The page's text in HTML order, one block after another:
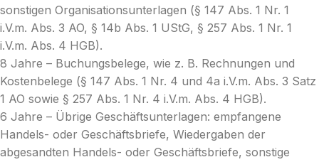
sonstigen Organisationsunterlagen (§ 147 Abs. 1 Nr. 1
i.V.m. Abs. 3 AO, § 14b Abs. 1 UStG, § 257 Abs. 1 Nr. 1
i.V.m. Abs. 4 HGB).
8 Jahre – Buchungsbelege, wie z. B. Rechnungen und
Kostenbelege (§ 147 Abs. 1 Nr. 4 und 4a i.V.m. Abs. 3 Satz
1 AO sowie § 257 Abs. 1 Nr. 4 i.V.m. Abs. 4 HGB).
6 Jahre – Übrige Geschäftsunterlagen: empfangene
Handels- oder Geschäftsbriefe, Wiedergaben der
abgesandten Handels- oder Geschäftsbriefe, sonstige